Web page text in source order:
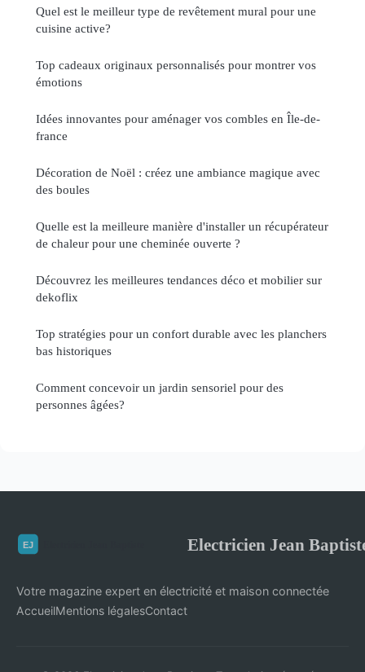
Quel est le meilleur type de revêtement mural pour une
cuisine active?
Top cadeaux originaux personnalisés pour montrer vos
émotions
Idées innovantes pour aménager vos combles en Île-de-
france
Décoration de Noël : créez une ambiance magique avec
des boules
Quelle est la meilleure manière d'installer un récupérateur
de chaleur pour une cheminée ouverte ?
Découvrez les meilleures tendances déco et mobilier sur
dekoflix
Top stratégies pour un confort durable avec les planchers
bas historiques
Comment concevoir un jardin sensoriel pour des
personnes âgées?
Electricien Jean
Votre magazine expert en électricité et maison connectée
AccueilMentions légalesContact